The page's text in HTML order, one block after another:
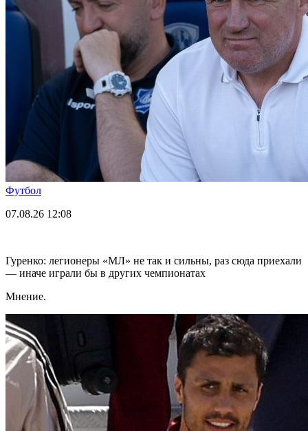
Футбол
07.08.26 12:08
Гуренко: легионеры «МЛ» не так и сильны, раз сюда приехали
— иначе играли бы в других чемпионатах
Мнение.